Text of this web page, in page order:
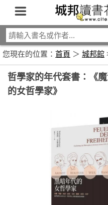
您現在的位置： 首頁 ＞ 城邦館
哲學家的年代套書：《
的女哲學家》